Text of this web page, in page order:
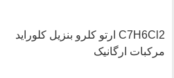
C7H6Cl2 ارتو کلرو بنزیل کلوراید
مرکبات ارگانیک